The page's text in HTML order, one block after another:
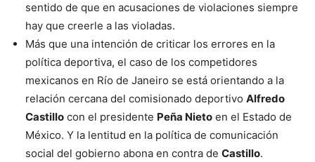
sentido de que en acusaciones de violaciones siempre
hay que creerle a las violadas.
Más que una intención de criticar los errores en la
política deportiva, el caso de los competidores
mexicanos en Río de Janeiro se está orientando a la
relación cercana del comisionado deportivo Alfredo
Castillo con el presidente Peña Nieto en el Estado de
México. Y la lentitud en la política de comunicación
social del gobierno abona en contra de Castillo.